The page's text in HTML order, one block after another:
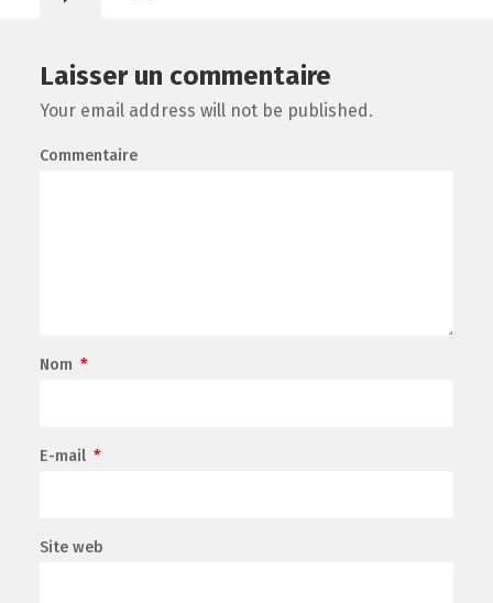
Laisser un commentaire
Your email address will not be published.
Commentaire
Nom *
E-mail *
Site web